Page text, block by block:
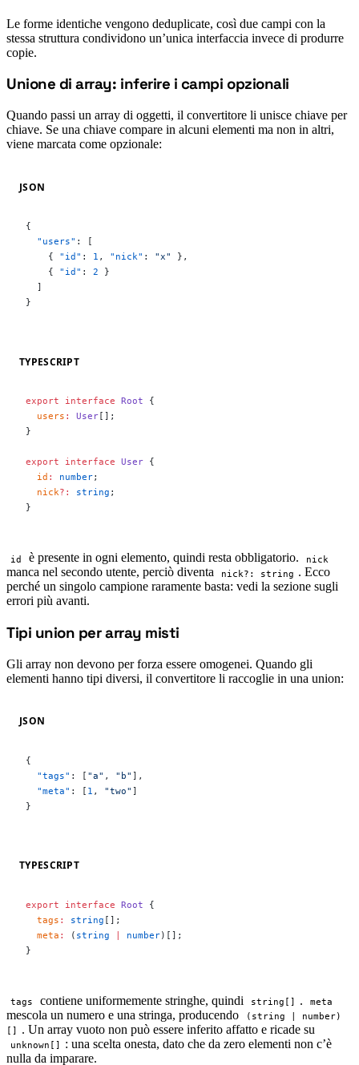
Le forme identiche vengono deduplicate, così due campi con la
stessa struttura condividono un’unica interfaccia invece di produrre
copie.
#
Unione di array: inferire i campi opzionali
Quando passi un array di oggetti, il convertitore li unisce chiave per
chiave. Se una chiave compare in alcuni elementi ma non in altri,
viene marcata come opzionale:
JSON
{
  "users"
: [
    {
"id" : 1 , "nick" : "x"
},
    {
"id" : 2 }
  ]
}
TYPESCRIPT
export interface Root {
  users
: User [];
}
export interface User {
  id
: number;
  nick
?: string ;
}
id è presente in ogni elemento, quindi resta obbligatorio. nick
manca nel secondo utente, perciò diventa nick?: string . Ecco
perché un singolo campione raramente basta: vedi la sezione sugli
errori più avanti.
#
Tipi union per array misti
Gli array non devono per forza essere omogenei. Quando gli
elementi hanno tipi diversi, il convertitore li raccoglie in una union:
JSON
{
  "tags"
: [ "a" , "b" ],
  "meta"
: [ 1 , "two" ]
}
TYPESCRIPT
export interface Root {
  tags
: string [];
  meta
: ( string | number)[];
}
tags contiene uniformemente stringhe, quindi string[] . meta
mescola un numero e una stringa, producendo
(string | number)
[]
. Un array vuoto non può essere inferito affatto e ricade su
unknown[]
: una scelta onesta, dato che da zero elementi non c’è
nulla da imparare.